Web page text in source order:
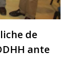
de
ante